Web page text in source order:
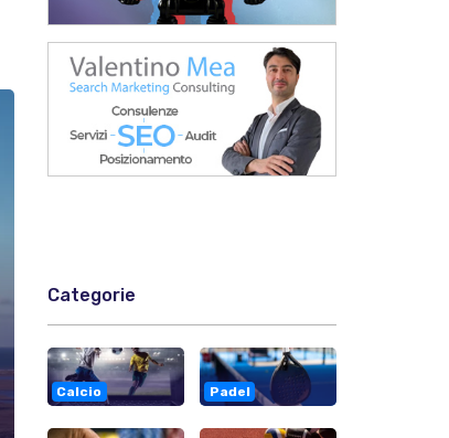
Categorie
Calcio Padel